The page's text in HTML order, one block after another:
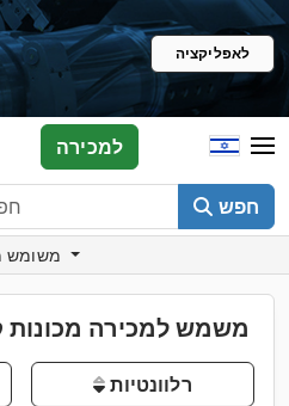
לאפליקציה
חפש
למכירה
משמש למכירה מכונות
רלוונטיות